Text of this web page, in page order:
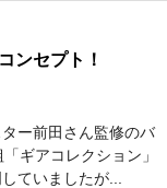
ンセプト！
ー前田さん監修のバ
ギアコレクション」
ていましたが...